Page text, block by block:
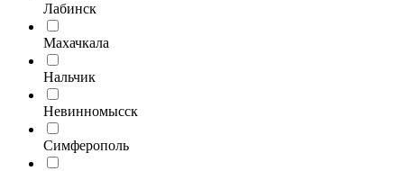
Лабинск
Махачкала
Нальчик
Невинномысск
Симферополь